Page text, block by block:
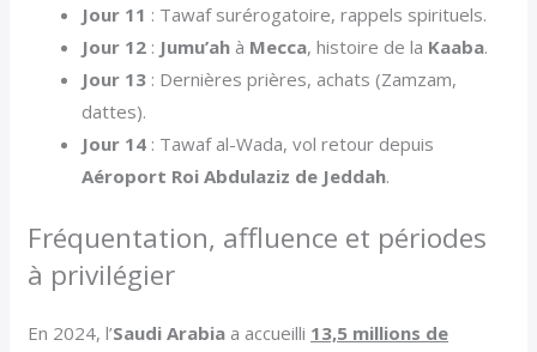
Jour 11 : Tawaf surérogatoire, rappels spirituels.
Jour 12 : Jumu’ah à Mecca, histoire de la Kaaba.
Jour 13 : Dernières prières, achats (Zamzam,
dattes).
Jour 14 : Tawaf al-Wada, vol retour depuis
Aéroport Roi Abdulaziz de Jeddah.
Fréquentation, affluence et périodes
à privilégier
En 2024, l’Saudi Arabia a accueilli 13,5 millions de